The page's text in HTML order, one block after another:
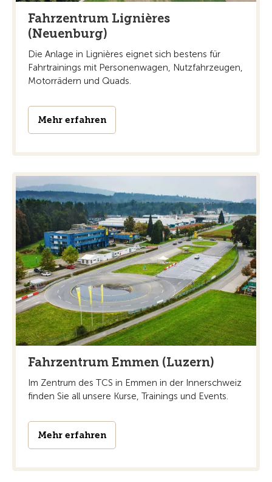
Fahrzentrum Lignières
(Neuenburg)
Die Anlage in Lignières eignet sich bestens für
Fahrtrainings mit Personenwagen, Nutzfahrzeugen,
Motorrädern und Quads.
Mehr erfahren
Fahrzentrum Emmen (Luzern)
Im Zentrum des TCS in Emmen in der Innerschweiz
finden Sie all unsere Kurse, Trainings und Events.
Mehr erfahren